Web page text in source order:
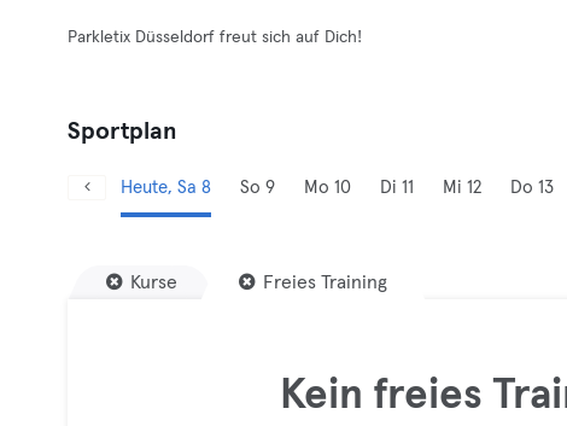
Parkletix Düsseldorf freut sich auf Dich!
Sportplan
Heute, Sa 8 So 9 Mo 10 Di 11 Mi 12 Do 13
Kurse Freies Training
Kein freies